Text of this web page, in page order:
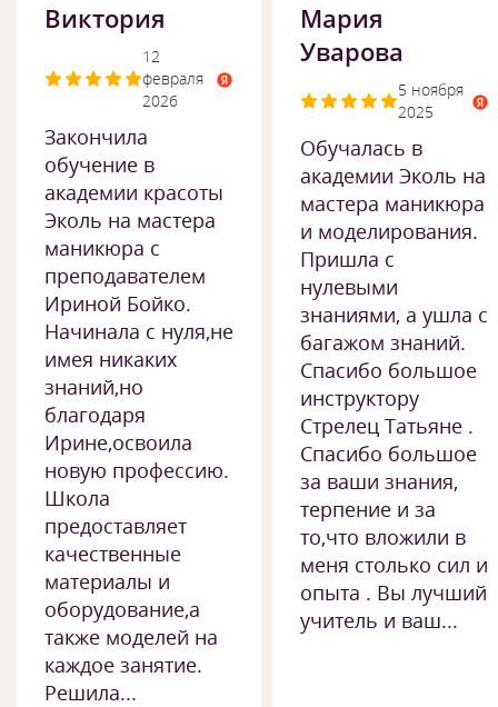
Виктория
12
февраля
2026
Закончила
обучение в
академии красоты
Эколь на мастера
маникюра с
преподавателем
Ириной Бойко.
Начинала с нуля,не
имея никаких
знаний,но
благодаря
Ирине,освоила
новую профессию.
Школа
предоставляет
качественные
материалы и
оборудование,а
также моделей на
каждое занятие.
Решила...
Мария
Уварова
5 ноября
2025
Обучалась в
академии Эколь на
мастера маникюра
и моделирования.
Пришла с
нулевыми
знаниями, а ушла с
багажом знаний.
Спасибо большое
инструктору
Стрелец Татьяне .
Спасибо большое
за ваши знания,
терпение и за
то,что вложили в
меня столько сил и
опыта . Вы лучший
учитель и ваш...